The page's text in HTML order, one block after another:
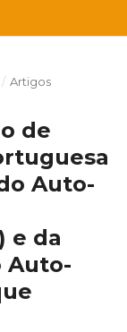
/ Artigos
de
Auto-
e da
Auto-